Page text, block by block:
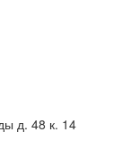
д. 48 к. 14